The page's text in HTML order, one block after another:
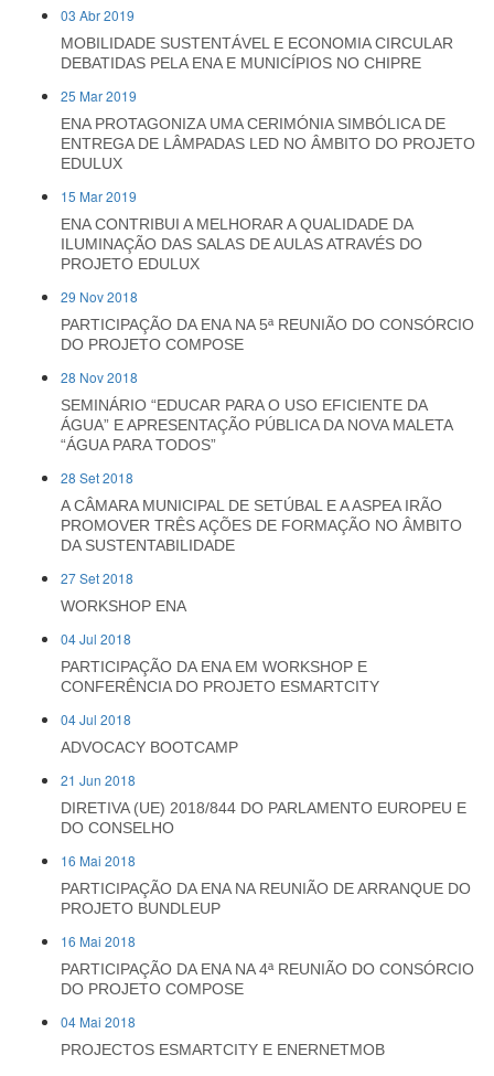
03 Abr 2019
MOBILIDADE SUSTENTÁVEL E ECONOMIA CIRCULAR
DEBATIDAS PELA ENA E MUNICÍPIOS NO CHIPRE
25 Mar 2019
ENA PROTAGONIZA UMA CERIMÓNIA SIMBÓLICA DE
ENTREGA DE LÂMPADAS LED NO ÂMBITO DO PROJETO
EDULUX
15 Mar 2019
ENA CONTRIBUI A MELHORAR A QUALIDADE DA
ILUMINAÇÃO DAS SALAS DE AULAS ATRAVÉS DO
PROJETO EDULUX
29 Nov 2018
PARTICIPAÇÃO DA ENA NA 5ª REUNIÃO DO CONSÓRCIO
DO PROJETO COMPOSE
28 Nov 2018
SEMINÁRIO “EDUCAR PARA O USO EFICIENTE DA
ÁGUA” E APRESENTAÇÃO PÚBLICA DA NOVA MALETA
“ÁGUA PARA TODOS”
28 Set 2018
A CÂMARA MUNICIPAL DE SETÚBAL E A ASPEA IRÃO
PROMOVER TRÊS AÇÕES DE FORMAÇÃO NO ÂMBITO
DA SUSTENTABILIDADE
27 Set 2018
WORKSHOP ENA
04 Jul 2018
PARTICIPAÇÃO DA ENA EM WORKSHOP E
CONFERÊNCIA DO PROJETO ESMARTCITY
04 Jul 2018
ADVOCACY BOOTCAMP
21 Jun 2018
DIRETIVA (UE) 2018/844 DO PARLAMENTO EUROPEU E
DO CONSELHO
16 Mai 2018
PARTICIPAÇÃO DA ENA NA REUNIÃO DE ARRANQUE DO
PROJETO BUNDLEUP
16 Mai 2018
PARTICIPAÇÃO DA ENA NA 4ª REUNIÃO DO CONSÓRCIO
DO PROJETO COMPOSE
04 Mai 2018
PROJECTOS ESMARTCITY E ENERNETMOB